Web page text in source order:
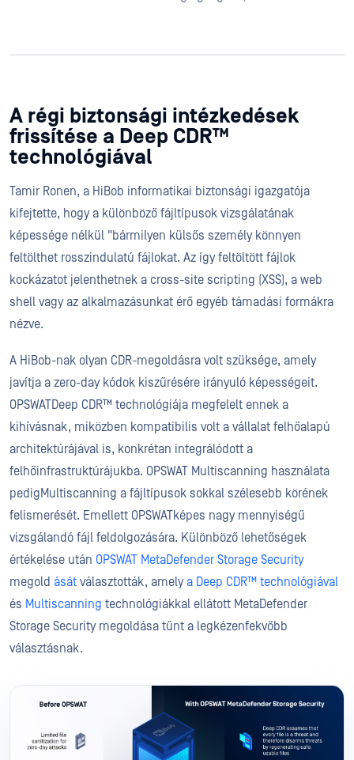
A régi biztonsági intézkedések
frissítése a Deep CDR™
technológiával
Tamir Ronen, a HiBob informatikai biztonsági igazgatója
kifejtette, hogy a különböző fájltípusok vizsgálatának
képessége nélkül "bármilyen külsős személy könnyen
feltölthet rosszindulatú fájlokat. Az így feltöltött fájlok
kockázatot jelenthetnek a cross-site scripting (XSS), a web
shell vagy az alkalmazásunkat érő egyéb támadási formákra
nézve.
A HiBob-nak olyan CDR-megoldásra volt szüksége, amely
javítja a zero-day kódok kiszűrésére irányuló képességeit.
OPSWATDeep CDR™ technológiája megfelelt ennek a
kihívásnak, miközben kompatibilis volt a vállalat felhőalapú
architektúrájával is, konkrétan integrálódott a
felhőinfrastruktúrájukba. OPSWAT Multiscanning használata
pedigMultiscanning a fájltípusok sokkal szélesebb körének
felismerését. Emellett OPSWATképes nagy mennyiségű
vizsgálandó fájl feldolgozására. Különböző lehetőségek
értékelése után OPSWAT MetaDefender Storage Security
megold ását választották, amely a Deep CDR™ technológiával
és Multiscanning technológiákkal ellátott MetaDefender
Storage Security megoldása tűnt a legkézenfekvőbb
választásnak.